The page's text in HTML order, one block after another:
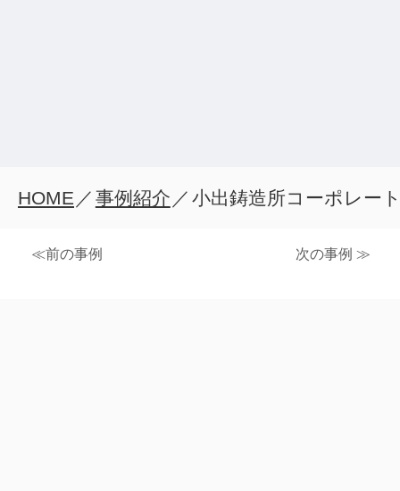
HOME ／ 事例紹介 ／ 小出鋳造所コーポレー
≪前の事例 次の事例 ≫